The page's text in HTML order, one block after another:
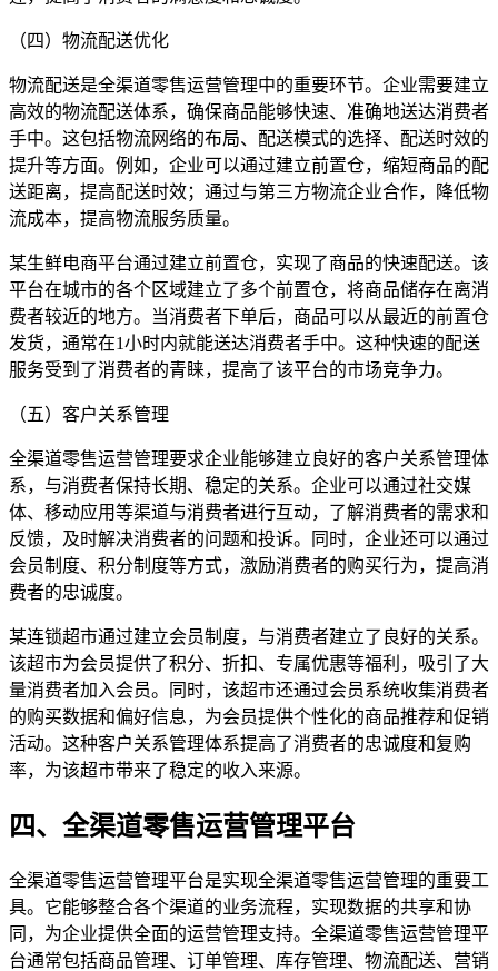
（四）物流配送优化
物流配送是全渠道零售运营管理中的重要环节。企业需要建立
高效的物流配送体系，确保商品能够快速、准确地送达消费者
手中。这包括物流网络的布局、配送模式的选择、配送时效的
提升等方面。例如，企业可以通过建立前置仓，缩短商品的配
送距离，提高配送时效；通过与第三方物流企业合作，降低物
流成本，提高物流服务质量。
某生鲜电商平台通过建立前置仓，实现了商品的快速配送。该
平台在城市的各个区域建立了多个前置仓，将商品储存在离消
费者较近的地方。当消费者下单后，商品可以从最近的前置仓
发货，通常在1小时内就能送达消费者手中。这种快速的配送
服务受到了消费者的青睐，提高了该平台的市场竞争力。
（五）客户关系管理
全渠道零售运营管理要求企业能够建立良好的客户关系管理体
系，与消费者保持长期、稳定的关系。企业可以通过社交媒
体、移动应用等渠道与消费者进行互动，了解消费者的需求和
反馈，及时解决消费者的问题和投诉。同时，企业还可以通过
会员制度、积分制度等方式，激励消费者的购买行为，提高消
费者的忠诚度。
某连锁超市通过建立会员制度，与消费者建立了良好的关系。
该超市为会员提供了积分、折扣、专属优惠等福利，吸引了大
量消费者加入会员。同时，该超市还通过会员系统收集消费者
的购买数据和偏好信息，为会员提供个性化的商品推荐和促销
活动。这种客户关系管理体系提高了消费者的忠诚度和复购
率，为该超市带来了稳定的收入来源。
四、全渠道零售运营管理平台
全渠道零售运营管理平台是实现全渠道零售运营管理的重要工
具。它能够整合各个渠道的业务流程，实现数据的共享和协
同，为企业提供全面的运营管理支持。全渠道零售运营管理平
台通常包括商品管理、订单管理、库存管理、物流配送、营销